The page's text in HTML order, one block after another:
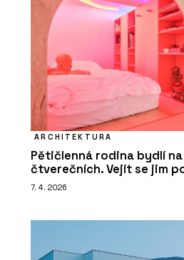
ARCHITEKTURA
Pětičlenná rodina bydlí
čtverečních. Vejít se jim
7. 4. 2026